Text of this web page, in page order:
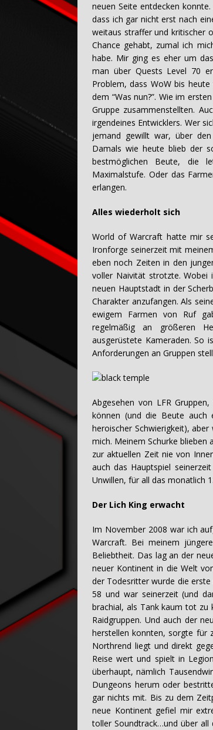
neuen Seite entdecken
dass ich gar nicht erst nach
weitaus straffer und kritischer
Chance gehabt, zumal ich
habe. Mir ging es eher um
man über Quests Level 70
Problem, dass WoW bis
dem “Was nun?”. Wie im
Gruppe zusammenstellten.
irgendeines Entwicklers. Wer
jemand gewillt war, über
Damals wie heute blieb der
bestmöglichen Beute, die
Maximalstufe. Oder das
erlangen.
Alles wiederholt sich
World of Warcraft hatte mir
Ironforge seinerzeit mit
eben noch Zeiten in den
voller Naivität strotzte. Wobei
neuen Hauptstadt in der
Charakter anzufangen. Als
ewigem Farmen von Ruf
regelmäßig an größeren
ausgerüstete Kameraden. So
Anforderungen an Gruppen
Abgesehen von LFR
können (und die Beute auch
heroischer Schwierigkeit),
mich. Meinem Schurke blieben
zur aktuellen Zeit nie von
auch das Hauptspiel
Unwillen, für all das monatlich
Der Lich King erwacht
Im November 2008 war ich
Warcraft. Bei meinem
Beliebtheit. Das lag an der
neuer Kontinent in die Welt
der Todesritter wurde die
58 und war seinerzeit (und
brachial, als Tank kaum tot zu
Raidgruppen. Und auch der
herstellen konnten, sorgte für
Northrend liegt und direkt
Reise wert und spielt in
überhaupt, nämlich
Dungeons herum oder
gar nichts mit. Bis zu dem
neue Kontinent gefiel mir
toller Soundtrack…und über all